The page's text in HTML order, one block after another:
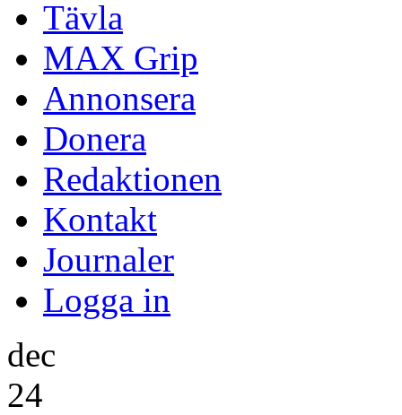
Tävla
MAX Grip
Annonsera
Donera
Redaktionen
Kontakt
Journaler
Logga in
dec
24